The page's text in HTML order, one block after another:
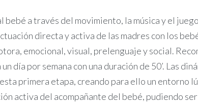
a través del movimiento, la música y el
directa y activa de las madres con los
emocional, visual, prelenguaje y social.
día por semana con una duración de 50’. Las
primera etapa, creando para ello un entorno
activa del acompañante del bebé, pudiendo